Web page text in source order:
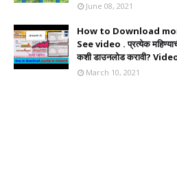
June 08, 2021
How to Download
See video . प्रत्येक
कशी डाउनलोड करावी?
March 10, 2021